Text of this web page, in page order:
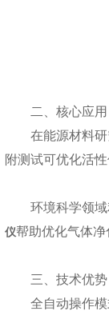
二、核心应用
在能源材料研究
附测试可优化活
环境科学领域利
仪帮助优化气体
三、技术优势
全自动操作模式